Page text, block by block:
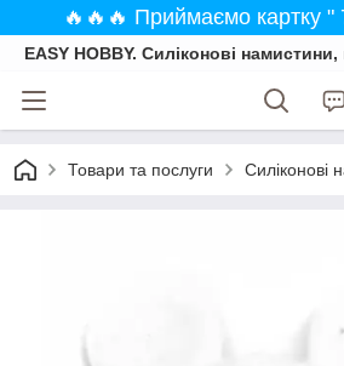
🔥🔥🔥 Приймаємо картку
EASY HOBBY. Силіконові
Товари та послуги Силіконові